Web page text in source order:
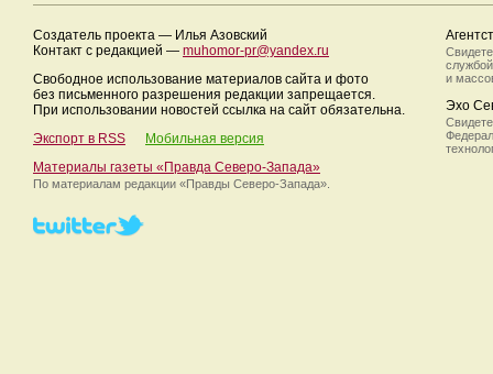
Создатель проекта — Илья Азовский
Контакт с редакцией — muhomor-pr@yandex.ru
Свободное использование материалов сайта и фото
без письменного разрешения редакции запрещается.
При использовании новостей ссылка на сайт обязательна.
Экспорт в RSS
Мобильная версия
Материалы газеты «Правда Северо-Запада»
По материалам редакции «Правды Северо-Запада».
и
Эхо